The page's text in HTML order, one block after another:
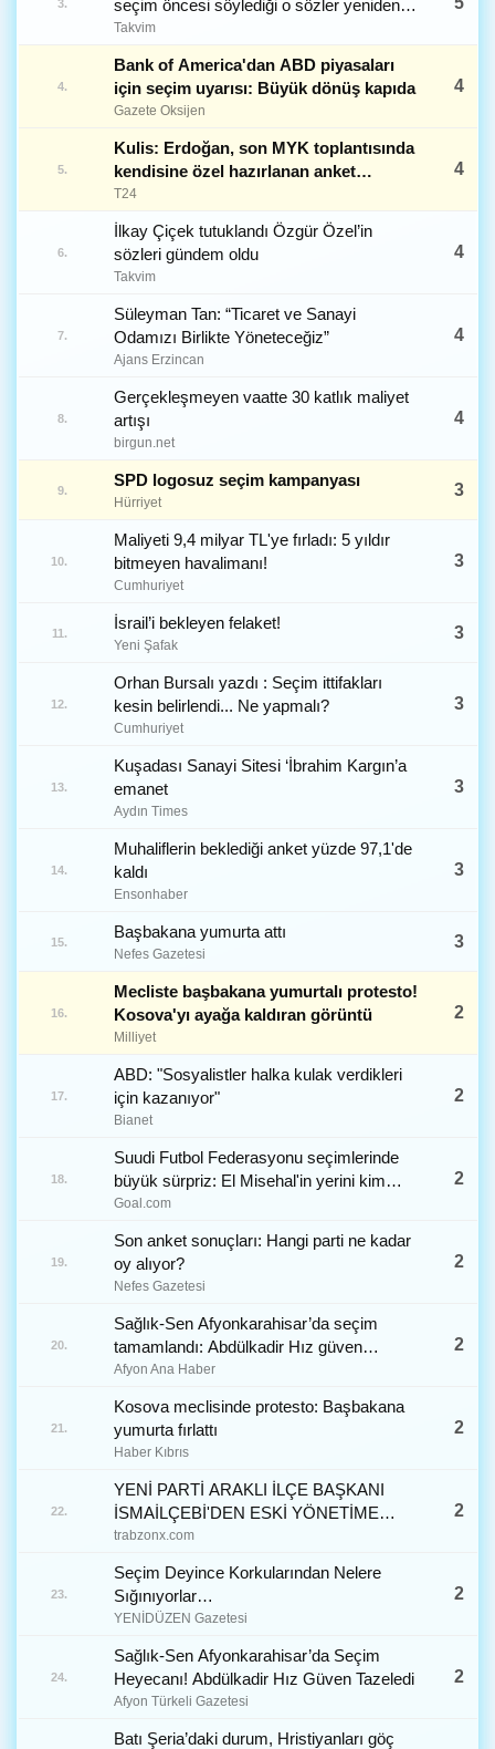
3.
seçim öncesi söylediği o sözler yeniden
gündemde
Takvim
4.
Bank of America'dan ABD piyasaları
için seçim uyarısı: Büyük dönüş kapıda
Gazete Oksijen
4
5.
Kulis: Erdoğan, son MYK toplantısında
kendisine özel hazırlanan anket
sonuçlarını masaya getirdi; işte
partilerin oy oranları...
T24
4
6.
İlkay Çiçek tutuklandı Özgür Özel’in
sözleri gündem oldu
Takvim
4
7.
Süleyman Tan: “Ticaret ve Sanayi
Odamızı Birlikte Yöneteceğiz”
Ajans Erzincan
4
8.
Gerçekleşmeyen vaatte 30 katlık maliyet
artışı
birgun.net
4
9.
SPD logosuz seçim kampanyası
Hürriyet
3
10.
Maliyeti 9,4 milyar TL'ye fırladı: 5 yıldır
bitmeyen havalimanı!
Cumhuriyet
3
11.
İsrail’i bekleyen felaket!
Yeni Şafak
3
12.
Orhan Bursalı yazdı : Seçim ittifakları
kesin belirlendi... Ne yapmalı?
Cumhuriyet
3
13.
Kuşadası Sanayi Sitesi ‘İbrahim Kargın’a
emanet
Aydın Times
3
14.
Muhaliflerin beklediği anket yüzde 97,1'de
kaldı
Ensonhaber
3
15.
Başbakana yumurta attı
Nefes Gazetesi
3
16.
Mecliste başbakana yumurtalı protesto!
Kosova'yı ayağa kaldıran görüntü
Milliyet
2
17.
ABD: "Sosyalistler halka kulak verdikleri
için kazanıyor"
Bianet
2
18.
Suudi Futbol Federasyonu seçimlerinde
büyük sürpriz: El Misehal'in yerini kim
alacak?
Goal.com
2
19.
Son anket sonuçları: Hangi parti ne kadar
oy alıyor?
Nefes Gazetesi
2
20.
Sağlık-Sen Afyonkarahisar’da seçim
tamamlandı: Abdülkadir Hız güven
tazeledi
Afyon Ana Haber
2
21.
Kosova meclisinde protesto: Başbakana
yumurta fırlattı
Haber Kıbrıs
2
22.
YENİ PARTİ ARAKLI İLÇE BAŞKANI
İSMAİLÇEBİ'DEN ESKİ YÖNETİME
SERT MESAJLAR!
trabzonx.com
2
23.
Seçim Deyince Korkularından Nelere
Sığınıyorlar…
YENİDÜZEN Gazetesi
2
24.
Sağlık-Sen Afyonkarahisar’da Seçim
Heyecanı! Abdülkadir Hız Güven Tazeledi
Afyon Türkeli Gazetesi
2
Batı Şeria’daki durum, Hristiyanları göç